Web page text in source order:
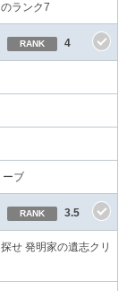
ランク7
RANK 4
ーブ
RANK 3.5
せ 発明家の遺志クリ